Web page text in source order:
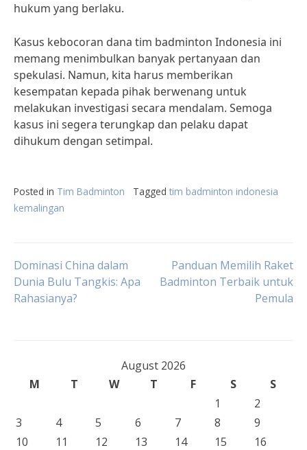
hukum yang berlaku.
Kasus kebocoran dana tim badminton Indonesia ini
memang menimbulkan banyak pertanyaan dan
spekulasi. Namun, kita harus memberikan
kesempatan kepada pihak berwenang untuk
melakukan investigasi secara mendalam. Semoga
kasus ini segera terungkap dan pelaku dapat
dihukum dengan setimpal.
Posted in Tim Badminton Tagged tim badminton indonesia
kemalingan
Post
navigation
Dominasi China dalam
Dunia Bulu Tangkis: Apa
Rahasianya?
Panduan Memilih Raket
Badminton Terbaik untuk
Pemula
August 2026
M
T W T F S
S
1
2
3
4 5 6 7 8
9
10
11 12 13 14 15
16